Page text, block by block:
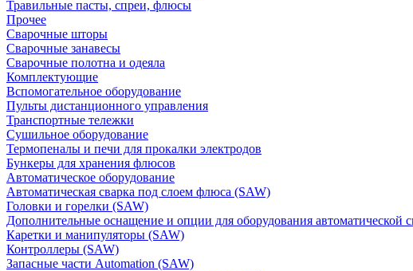
Травильные пасты, спреи, флюсы
Прочее
Сварочные шторы
Сварочные занавесы
Сварочные полотна и одеяла
Комплектующие
Вспомогательное оборудование
Пульты дистанционного управления
Транспортные тележки
Сушильное оборудование
Термопеналы и печи для прокалки электродов
Бункеры для хранения флюсов
Автоматическое оборудование
Автоматическая сварка под слоем флюса (SAW)
Головки и горелки (SAW)
Дополнительные оснащение и опции для оборудования автоматической
Каретки и манипуляторы (SAW)
Контроллеры (SAW)
Запасные части Automation (SAW)